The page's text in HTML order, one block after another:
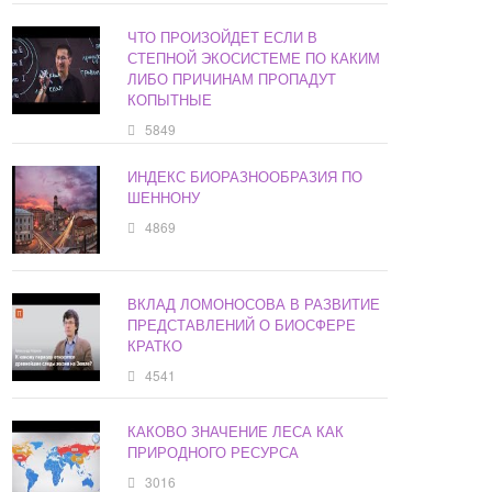
ЧТО ПРОИЗОЙДЕТ ЕСЛИ В
СТЕПНОЙ ЭКОСИСТЕМЕ ПО КАКИМ
ЛИБО ПРИЧИНАМ ПРОПАДУТ
КОПЫТНЫЕ
5849
ИНДЕКС БИОРАЗНООБРАЗИЯ ПО
ШЕННОНУ
4869
ВКЛАД ЛОМОНОСОВА В РАЗВИТИЕ
ПРЕДСТАВЛЕНИЙ О БИОСФЕРЕ
КРАТКО
4541
КАКОВО ЗНАЧЕНИЕ ЛЕСА КАК
ПРИРОДНОГО РЕСУРСА
3016